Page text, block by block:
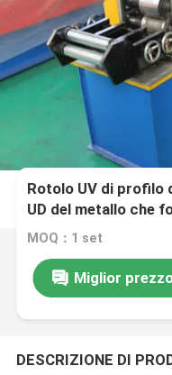
Rotolo UV di profilo
UD del metallo che
MOQ：1 set
Miglior
DESCRIZIONE DI